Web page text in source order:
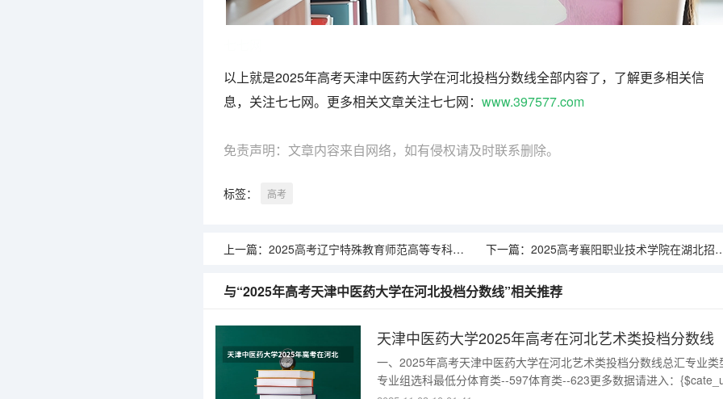
以上就是2025年高考天津中医药大学在河北投档分数线全部内容了，了解更多相关信
息，关注七七网。更多相关文章关注七七网： www.397577.com
免责声明：文章内容来自网络，如有侵权请及时联系删除。
标签： 高考
上一篇： 2025高考辽宁特殊教育师范高等专科学校在安徽招生计划介绍 下一篇： 2025高考襄阳职业技术学院在湖北招生计划介绍
与“2025年高考天津中医药大学在河北投档分数线”相关推荐
天津中医药大学2025年高考在河北艺术类投档分数线
一、2025年高考天津中医药大学在河北艺术类投档分数线总汇专业类
专业组选科最低分体育类--597体育类--623更多数据请进入：